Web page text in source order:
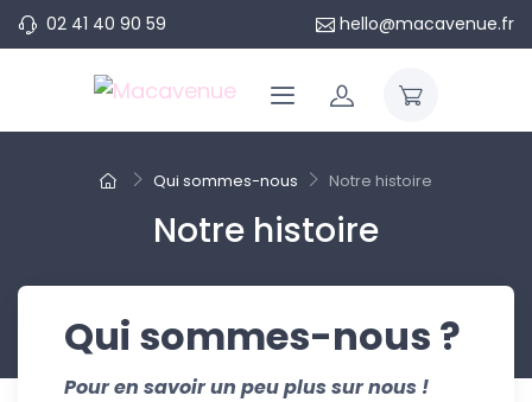
02 41 40 90 59 hello@macavenue.fr
Qui sommes-nous Notre histoire
Notre histoire
Qui sommes-nous ?
Pour en savoir un peu plus sur nous !